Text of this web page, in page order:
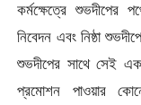
কর্মক্ষেত্রে শুভদীপের
নিবেদন এবং নিষ্ঠা
শুভদীপের সাথে সেই
প্রমোশন পাওয়ার